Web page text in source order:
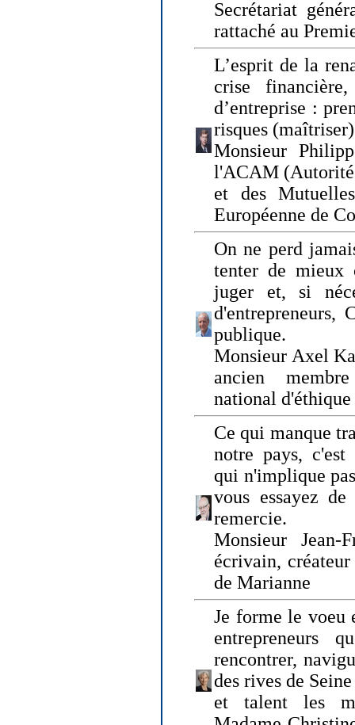
Secrétariat
rattaché au
L’esprit de la
crise
d’entreprise :
risques
Monsieur
l'ACAM (Autorité
et des
Européenne de
On ne perd
tenter de mieux
juger et, si
d'entrepreneurs,
publique.
Monsieur Axel
ancien
national d'éthique
Ce qui manque
notre pays,
qui n'implique
vous essayez
remercie.
Monsieur Jean-
écrivain,
de Marianne
Je forme le voeu
entrepreneurs
rencontrer,
des rives de
et talent les